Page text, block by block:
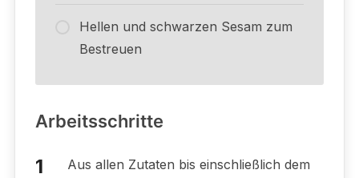
Hellen und schwarzen Sesam zum
Bestreuen
Arbeitsschritte
Aus allen Zutaten bis einschließlich dem